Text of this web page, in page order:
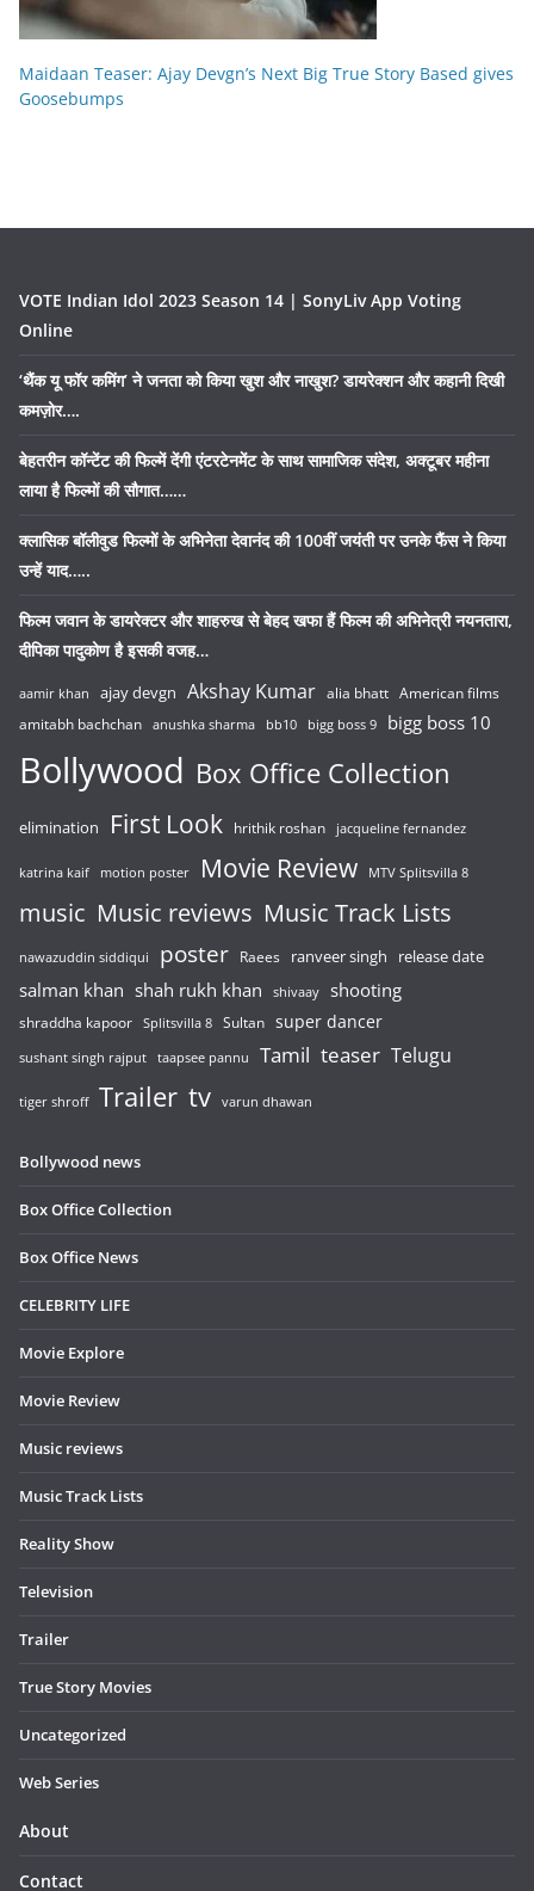
Maidaan Teaser: Ajay Devgn’s Next Big True Story Based gives
Goosebumps
VOTE Indian Idol 2023 Season 14 | SonyLiv App Voting
Online
‘थैंक यू फॉर कमिंग’ ने जनता को किया खुश और नाखुश? डायरेक्शन और कहानी दिखी
कमज़ोर….
बेहतरीन कॉन्टेंट की फिल्में देंगी एंटरटेनमेंट के साथ सामाजिक संदेश, अक्टूबर महीना
लाया है फिल्मों की सौगात……
क्लासिक बॉलीवुड फिल्मों के अभिनेता देवानंद की 100वीं जयंती पर उनके फैंस ने किया
उन्हें याद…..
फिल्म जवान के डायरेक्टर और शाहरुख से बेहद खफा हैं फिल्म की अभिनेत्री नयनतारा,
दीपिका पादुकोण है इसकी वजह…
aamir khan ajay devgn Akshay Kumar alia bhatt American films
amitabh bachchan anushka sharma bb10 bigg boss 9 bigg boss 10
Bollywood Box Office Collection
elimination First Look hrithik roshan jacqueline fernandez
katrina kaif motion poster Movie Review MTV Splitsvilla 8
music Music reviews Music Track Lists
nawazuddin siddiqui poster Raees ranveer singh release date
salman khan shah rukh khan shivaay shooting
shraddha kapoor Splitsvilla 8 Sultan super dancer
sushant singh rajput taapsee pannu Tamil teaser Telugu
tiger shroff Trailer tv varun dhawan
Bollywood news
Box Office Collection
Box Office News
CELEBRITY LIFE
Movie Explore
Movie Review
Music reviews
Music Track Lists
Reality Show
Television
Trailer
True Story Movies
Uncategorized
Web Series
About
Contact